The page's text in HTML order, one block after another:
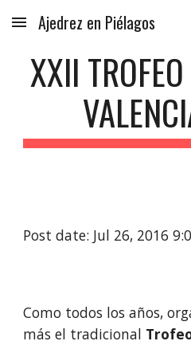
Skip to main content
Ajedrez en Piélagos
XXII
Post date: Jul 26, 2016
Como todos los años,
más el tradicional